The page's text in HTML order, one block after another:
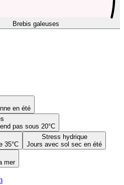
Brebis galeuses
en été
pas sous 20°C
35°C
Stress hydrique
Jours avec sol sec en été
mer